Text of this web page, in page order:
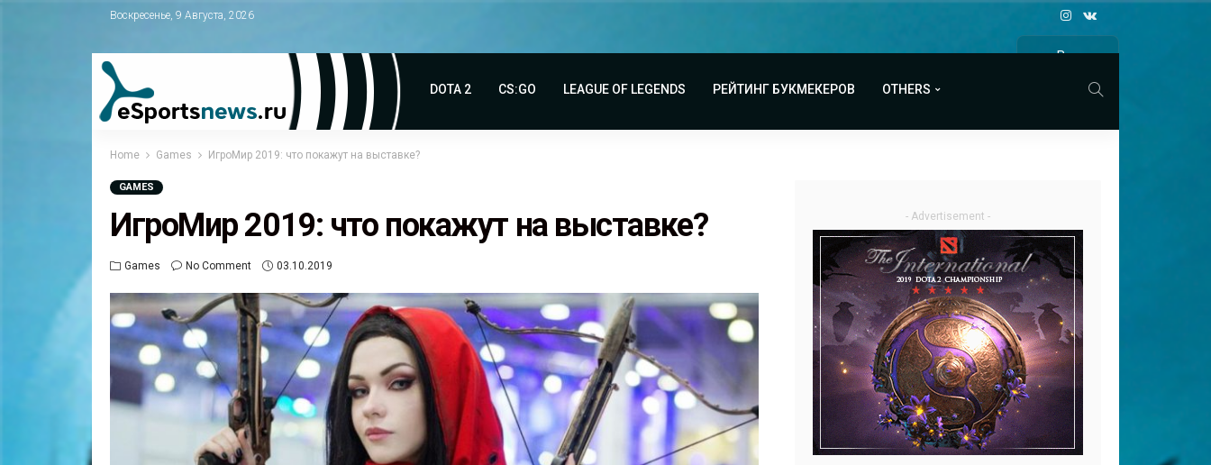
Воскресенье, 9 Августа, 2026
Все
DOTA 2 CS:GO LEAGUE OF LEGENDS РЕЙТИНГ БУКМЕКЕРОВ OTHERS
Home Games ИгроМир 2019: что покажут на выставке?
GAMES
ИгроМир 2019: что покажут на выставке?
Games No Comment 03.10.2019
- Advertisement -